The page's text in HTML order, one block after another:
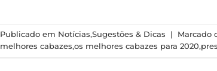
Publicado em Notícias,Sugestões & Dicas | Marcado
melhores cabazes,os melhores cabazes para 2020,